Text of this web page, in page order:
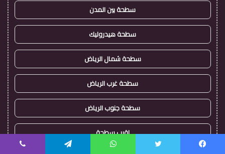
سطحة بين المدن
سطحة هيدروليك
سطحة شمال الرياض
سطحة غرب الرياض
سطحة جنوب الرياض
اقرب سطحة